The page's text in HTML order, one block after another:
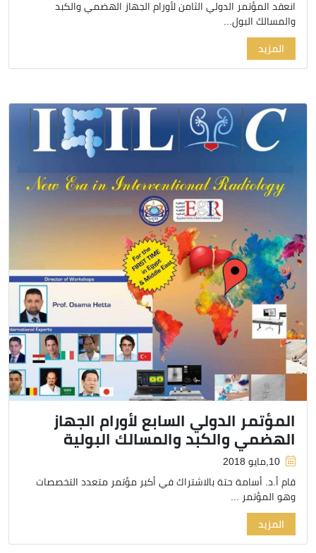
انعقد المؤتمر الدولي الثامن لأورام الجهاز الهضمي والكبد
والمسالك البول...
المزيد
المؤتمر الدولي السابع لأورام الجهاز
الهضمي والكبد والمسالك البولية
10,مايو 2018
قام أ.د. أسامة حتة بالاشتراك في أكبر مؤتمر متعدد التخصصات
وهو المؤتمر ...
المزيد